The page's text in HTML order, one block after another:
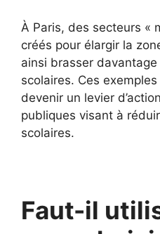
À Paris, des secteurs «
créés pour élargir la
ainsi brasser
scolaires. Ces
devenir un levier
publiques visant à
scolaires.
Faut-il